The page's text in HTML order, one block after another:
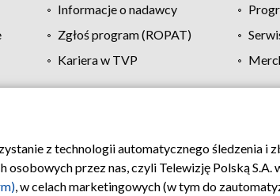
Informacje o nadawcy
Zgłoś program (ROPAT)
Kariera w TVP
Moje zgody Pomoc
z technologii automatycznego śledzenia i
przez nas, czyli Telewizję Polską S.A.
, w celach marketingowych (w tym do